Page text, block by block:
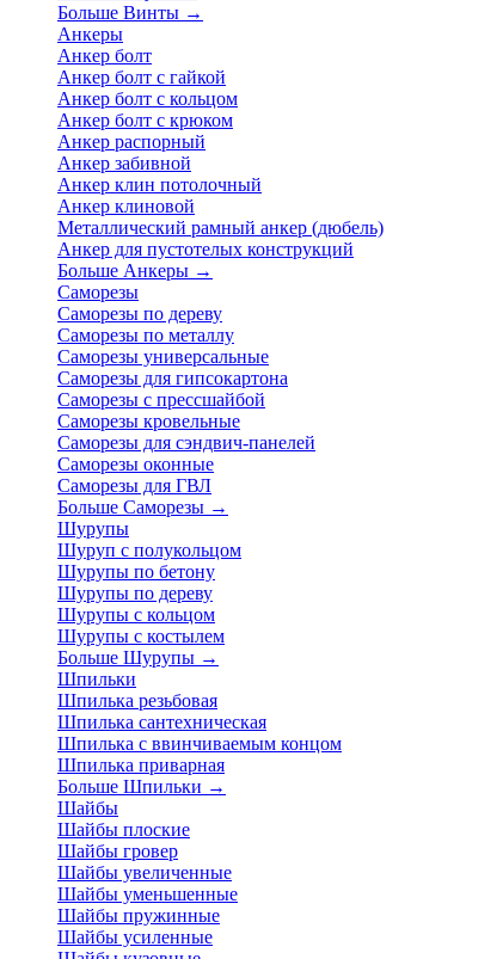
Больше Винты →
Анкеры
Анкер болт
Анкер болт с гайкой
Анкер болт с кольцом
Анкер болт с крюком
Анкер распорный
Анкер забивной
Анкер клин потолочный
Анкер клиновой
Металлический рамный анкер (дюбель)
Анкер для пустотелых конструкций
Больше Анкеры →
Саморезы
Саморезы по дереву
Саморезы по металлу
Саморезы универсальные
Саморезы для гипсокартона
Саморезы с прессшайбой
Саморезы кровельные
Саморезы для сэндвич-панелей
Саморезы оконные
Саморезы для ГВЛ
Больше Саморезы →
Шурупы
Шуруп с полукольцом
Шурупы по бетону
Шурупы по дереву
Шурупы с кольцом
Шурупы с костылем
Больше Шурупы →
Шпильки
Шпилька резьбовая
Шпилька сантехническая
Шпилька с ввинчиваемым концом
Шпилька приварная
Больше Шпильки →
Шайбы
Шайбы плоские
Шайбы гровер
Шайбы увеличенные
Шайбы уменьшенные
Шайбы пружинные
Шайбы усиленные